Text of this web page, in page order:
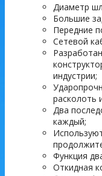
Диаметр
Большие
Передние
Сетевой
индустрии;
расколоть
Два
каждый;
Функция
Откидная